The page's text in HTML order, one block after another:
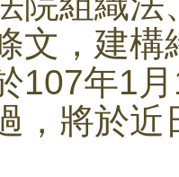
文，建
107年1
，將於